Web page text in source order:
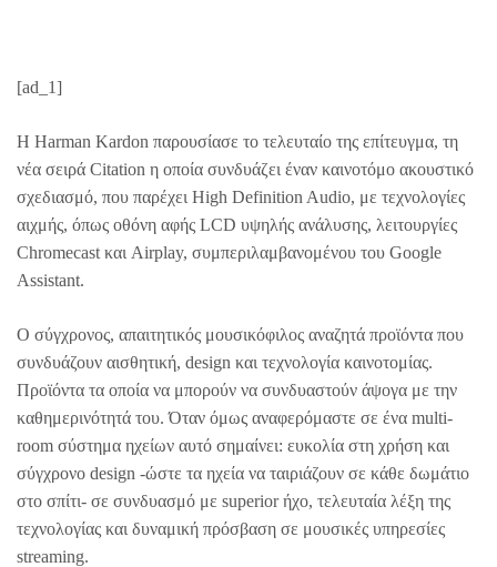
[ad_1]
Η Harman Kardon παρουσίασε το τελευταίο της επίτευγμα, τη
νέα σειρά Citation η οποία συνδυάζει έναν καινοτόμο ακουστικό
σχεδιασμό, που παρέχει High Definition Audio, με τεχνολογίες
αιχμής, όπως οθόνη αφής LCD υψηλής ανάλυσης, λειτουργίες
Chromecast και Airplay, συμπεριλαμβανομένου του Google
Assistant.
Ο σύγχρονος, απαιτητικός μουσικόφιλος αναζητά προϊόντα που
συνδυάζουν αισθητική, design και τεχνολογία καινοτομίας.
Προϊόντα τα οποία να μπορούν να συνδυαστούν άψογα με την
καθημερινότητά του. Όταν όμως αναφερόμαστε σε ένα multi-
room σύστημα ηχείων αυτό σημαίνει: ευκολία στη χρήση και
σύγχρονo design -ώστε τα ηχεία να ταιριάζουν σε κάθε δωμάτιο
στο σπίτι- σε συνδυασμό με superior ήχο, τελευταία λέξη της
τεχνολογίας και δυναμική πρόσβαση σε μουσικές υπηρεσίες
streaming.